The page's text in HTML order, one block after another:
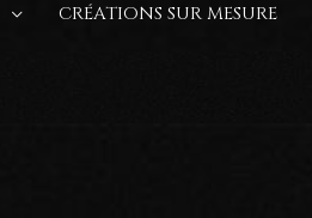
CRÉATIONS SUR MESURE